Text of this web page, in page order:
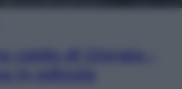
caldo di Giorgia –